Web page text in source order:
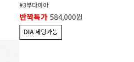
#3부다이아
반짝특가 584,000원